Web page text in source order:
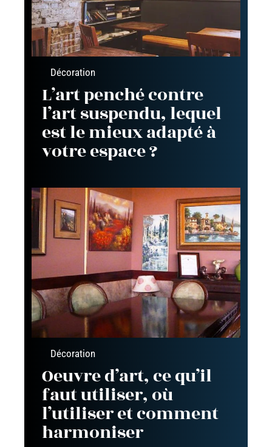
Décoration
L’art penché contre
l’art suspendu, lequel
est le mieux adapté à
votre espace ?
Décoration
Oeuvre d’art, ce qu’il
faut utiliser, où
l’utiliser et comment
harmoniser